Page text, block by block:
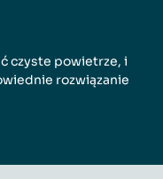
czyste powietrze, i
rozwiązanie